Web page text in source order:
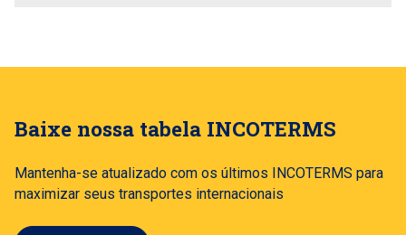
Baixe nossa tabela INCOTERMS
Mantenha-se atualizado com os últimos INCOTERMS para
maximizar seus transportes internacionais